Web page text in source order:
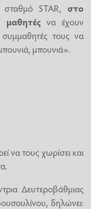
STAR, στο
μαθητέςνα έχουν
τους να
μπουνιά».
να τους χωρίσει και
Δευτεροβάθμιας
δηλώνει: